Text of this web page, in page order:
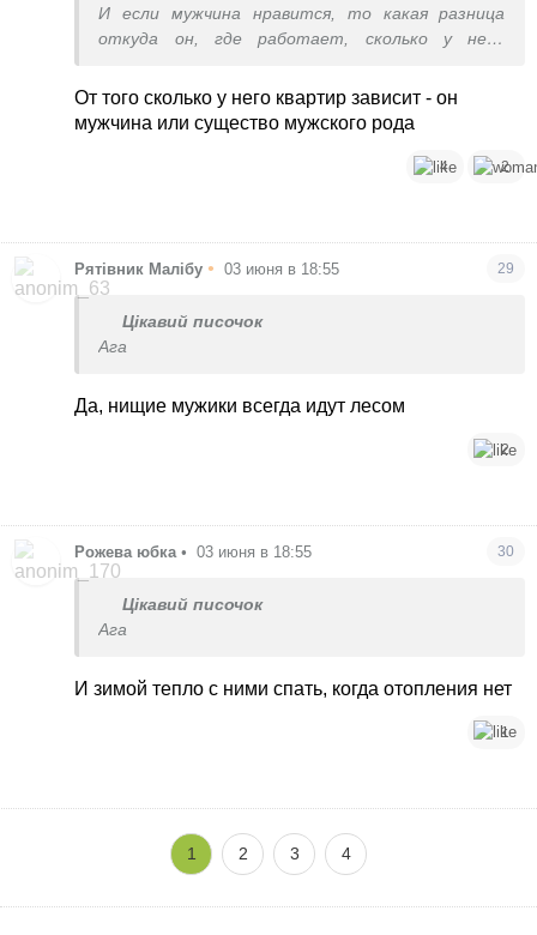
И если мужчина нравится, то какая разница
откуда он, где работает, сколько у него
От того сколько у него квартир зависит - он
мужчина или существо мужского рода
4 2
Рятівник Малібу • 03 июня в 18:55 29
Цікавий писочок
Ага
Да, нищие мужики всегда идут лесом
2
Рожева юбка • 03 июня в 18:55 30
Цікавий писочок
Ага
И зимой тепло с ними спать, когда отопления нет
1
1 2 3 4